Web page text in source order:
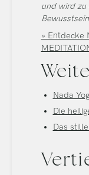
und wird
» Entdecke
Nada
Die
Das